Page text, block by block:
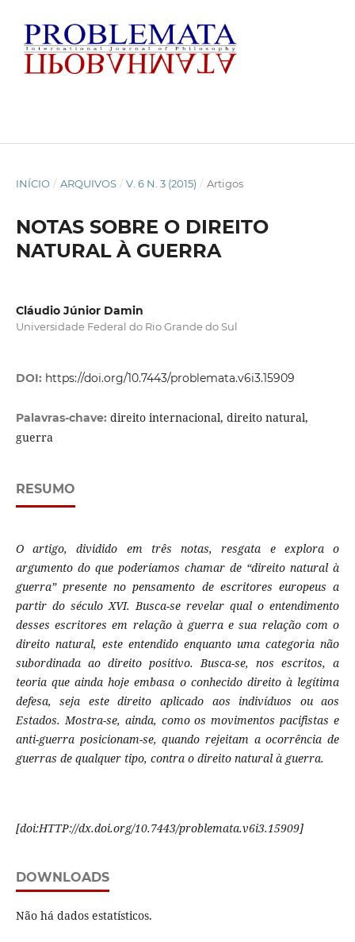
INÍCIO / ARQUIVOS / V. 6 N. 3 (2015) / Artigos
NOTAS SOBRE O DIREITO
NATURAL À GUERRA
Cláudio Júnior Damin
Universidade Federal do Rio Grande do Sul
DOI: https://doi.org/10.7443/problemata.v6i3.15909
Palavras-chave: direito internacional, direito natural,
guerra
RESUMO
O artigo, dividido em três notas, resgata e explora o
argumento do que poderíamos chamar de “direito natural à
guerra” presente no pensamento de escritores europeus a
partir do século XVI. Busca-se revelar qual o entendimento
desses escritores em relação à guerra e sua relação com o
direito natural, este entendido enquanto uma categoria não
subordinada ao direito positivo. Busca-se, nos escritos, a
teoria que ainda hoje embasa o conhecido direito à legítima
defesa, seja este direito aplicado aos indivíduos ou aos
Estados. Mostra-se, ainda, como os movimentos pacifistas e
anti-guerra posicionam-se, quando rejeitam a ocorrência de
guerras de qualquer tipo, contra o direito natural à guerra.
[doi:HTTP://dx.doi.org/10.7443/problemata.v6i3.15909]
DOWNLOADS
Não há dados estatísticos.